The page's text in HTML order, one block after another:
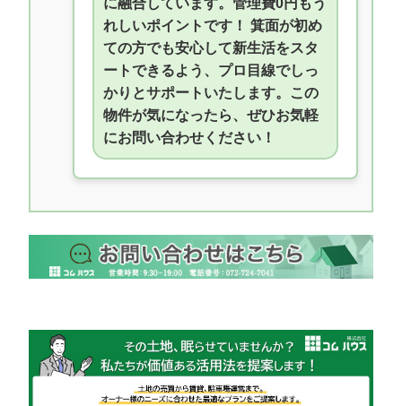
に融合しています。管理費0円もう
れしいポイントです！ 箕面が初め
ての方でも安心して新生活をスタ
ートできるよう、プロ目線でしっ
かりとサポートいたします。この
物件が気になったら、ぜひお気軽
にお問い合わせください！